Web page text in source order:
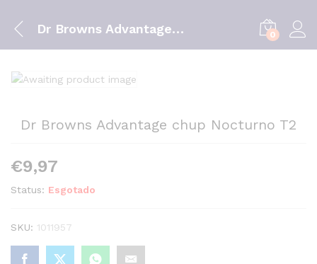
Dr Browns Advantage chup Nocturno T2 0
Dr Browns Advantage chup Nocturno T2
€9,97
Status: Esgotado
SKU: 1011957